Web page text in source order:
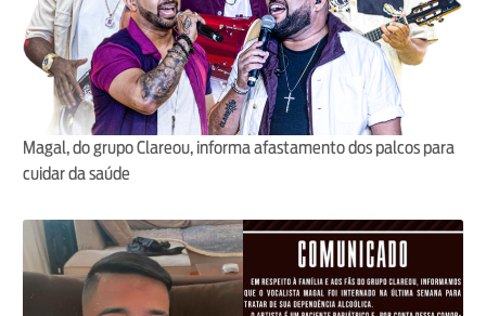
Magal, do grupo Clareou, informa afastamento dos palcos para
cuidar da saúde